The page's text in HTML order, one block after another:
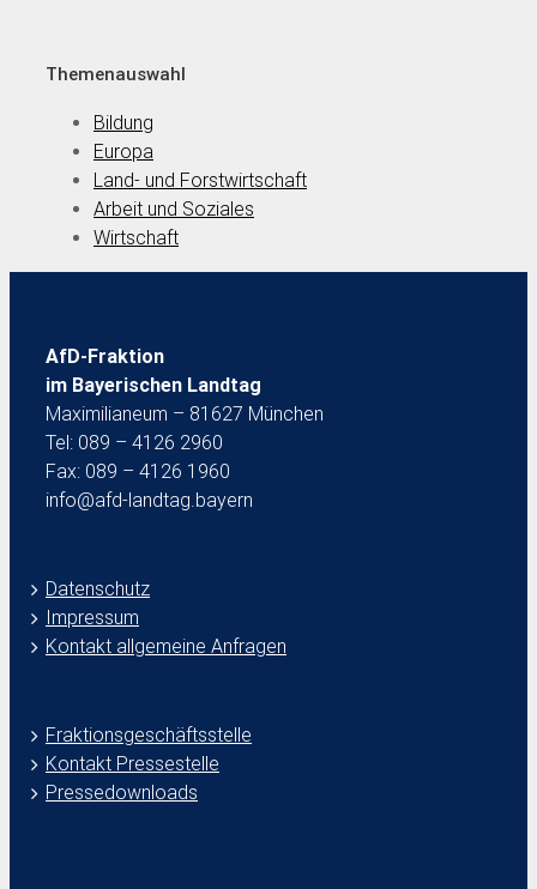
Themenauswahl
Bildung
Europa
Land- und Forstwirtschaft
Arbeit und Soziales
Wirtschaft
AfD-Fraktion
im Bayerischen Landtag
Maximilianeum – 81627 München
Tel: 089 – 4126 2960
Fax: 089 – 4126 1960
info@afd-landtag.bayern
Datenschutz
Impressum
Kontakt allgemeine Anfragen
Fraktionsgeschäftsstelle
Kontakt Pressestelle
Pressedownloads